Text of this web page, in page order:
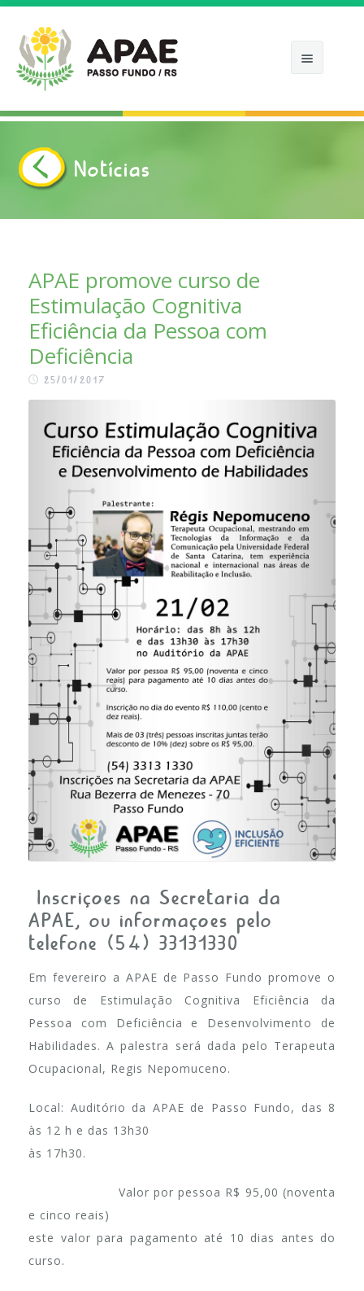
INÍCIO
NOTÍCIAS
APOIE
FALE CONOSCO
Notícias
APAE promove curso de
Estimulação Cognitiva
Eficiência da Pessoa com
Deficiência
25/01/2017
Inscrições na Secretaria da
APAE, ou informações pelo
telefone (54) 33131330
Em fevereiro a APAE de Passo Fundo promove o
curso de Estimulação Cognitiva Eficiência da
Pessoa com Deficiência e Desenvolvimento de
Habilidades. A palestra será dada pelo Terapeuta
Ocupacional, Regis Nepomuceno.
Local: Auditório da APAE de Passo Fundo, das 8
às 12 h e das 13h30
às 17h30.
Valor por pessoa R$ 95,00 (noventa
e cinco reais)
este valor para pagamento até 10 dias antes do
curso.